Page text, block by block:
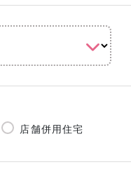
店舗併用住宅